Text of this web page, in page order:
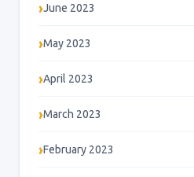
June 2023
May 2023
April 2023
March 2023
February 2023